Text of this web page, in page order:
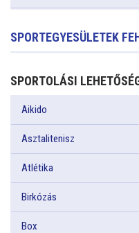
SPORTEGYESÜLETEK
SPORTOLÁSI
Aikido
Asztalitenisz
Atlétika
Birkózás
Box